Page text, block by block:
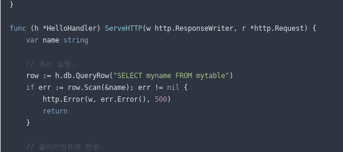
}
func ( h * HelloHandler) ServeHTTP(w http. ResponseWriter, r * http. Request )
{
var name string
// 쿼리 실행.
row
:= h.db.QueryRow( "SELECT myname FROM mytable" )
if err := row.Scan(&name); err != nil
{
http. Error(w, err. Error(), 500)
return
}
// 클라이언트에 전송.